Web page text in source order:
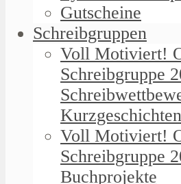
Gutscheine
Schreibgruppen
Voll Motiviert!
Schreibgruppe
Kurzgeschichten
Voll Motiviert!
Schreibgruppe
Buchprojekte